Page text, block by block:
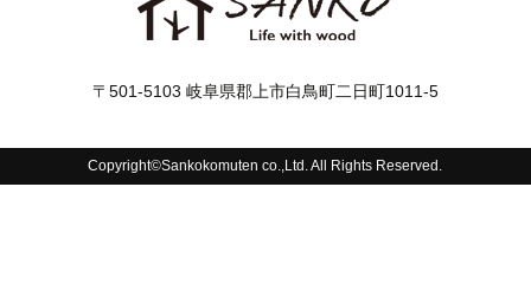
〒501-5103 岐阜県郡上市白鳥町二日町1011-5
Copyright©Sankokomuten co.,Ltd. All Rights Reserved.